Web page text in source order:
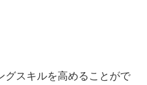
グスキルを高めることがで